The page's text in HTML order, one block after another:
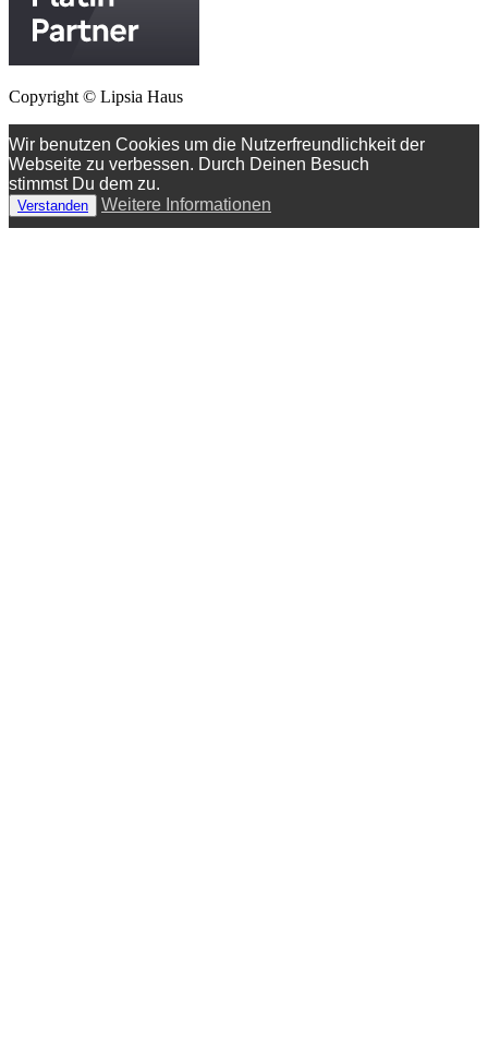
Copyright © Lipsia Haus
Wir benutzen Cookies um die Nutzerfreundlichkeit der
Webseite zu verbessen. Durch Deinen Besuch
stimmst Du dem zu.
Verstanden Weitere Informationen